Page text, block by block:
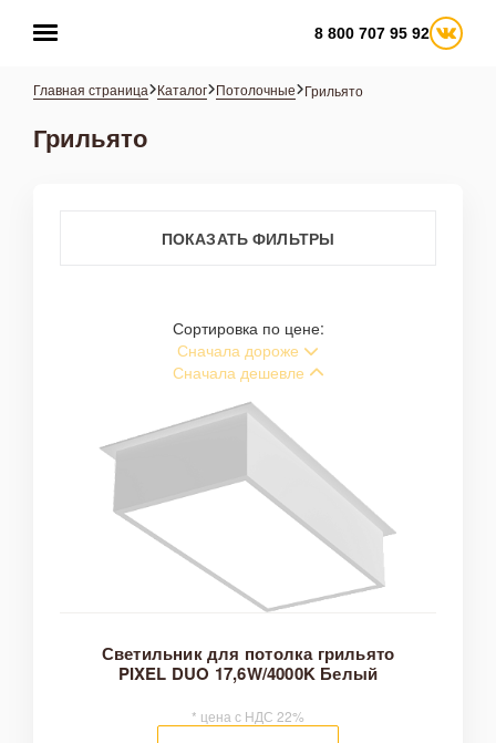
8 800 707 95 92
Главная страница Каталог Потолочные Грильято
Грильято
ПОКАЗАТЬ ФИЛЬТРЫ
МОЩНОСТЬ, ВТ
ПЛОЩАДЬ ОСВЕЩЕНИЯ, КВ.М
ТЕМПЕРАТУРА СВЕТА, К
Сортировка по цене:
Сначала дороже
Сначала дешевле
Светильник для потолка грильято
PIXEL DUO 17,6W/4000K Белый
* цена с НДС 22%